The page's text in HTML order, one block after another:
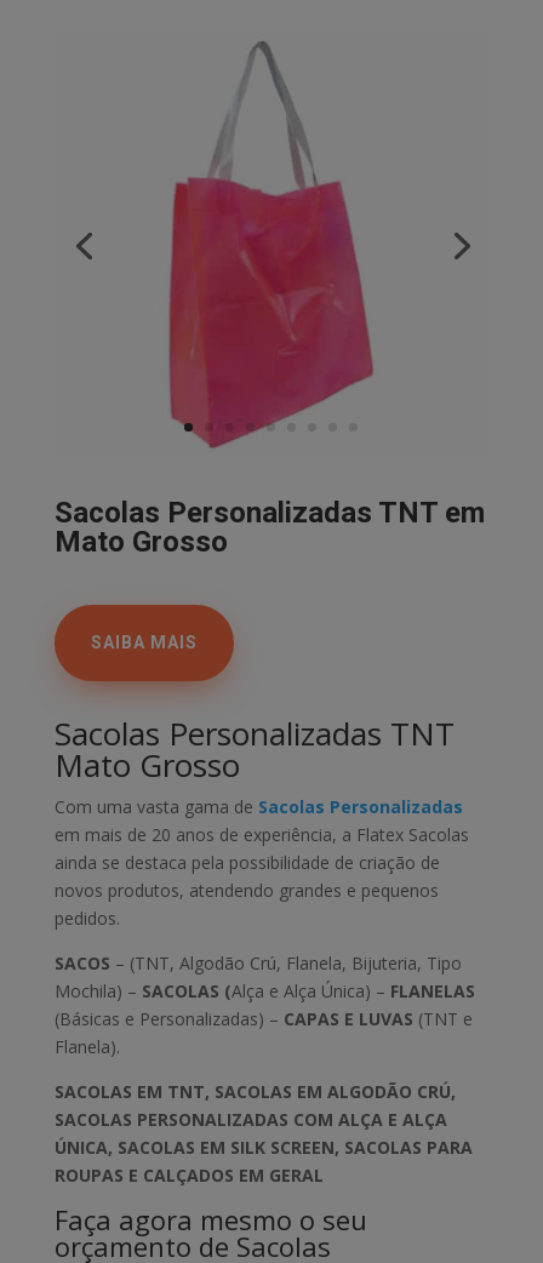
Sacolas Personalizadas TNT em
Mato Grosso
SAIBA MAIS
Sacolas Personalizadas TNT
Mato Grosso
Com uma vasta gama de Sacolas Personalizadas
em mais de 20 anos de experiência, a Flatex Sacolas
ainda se destaca pela possibilidade de criação de
novos produtos, atendendo grandes e pequenos
pedidos.
SACOS – (TNT, Algodão Crú, Flanela, Bijuteria, Tipo
Mochila) – SACOLAS (Alça e Alça Única) – FLANELAS
(Básicas e Personalizadas) – CAPAS E LUVAS (TNT e
Flanela).
SACOLAS EM TNT, SACOLAS EM ALGODÃO CRÚ,
SACOLAS PERSONALIZADAS COM ALÇA E ALÇA
ÚNICA, SACOLAS EM SILK SCREEN, SACOLAS PARA
ROUPAS E CALÇADOS EM GERAL
Faça agora mesmo o seu
orçamento de Sacolas